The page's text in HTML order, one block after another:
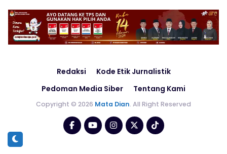
Redaksi
Kode Etik Jurnalistik
Pedoman Media Siber
Tentang Kami
Copyright © 2026 Mata Dian. All Right Reserved